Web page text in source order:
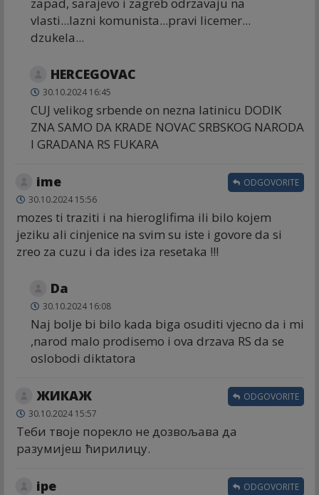
vlasti...lazni komunista...pravi licemer...
dzukela...
HERCEGOVAC
30.10.2024 16:45
CUJ velikog srbende on nezna latinicu DODIK
ZNA SAMO DA KRADE NOVAC SRBSKOG NARODA
I GRADANA RS FUKARA
ime
30.10.2024 15:56
mozes ti traziti i na hieroglifima ili bilo kojem
jeziku ali cinjenice na svim su iste i govore da si
zreo za cuzu i da ides iza resetaka !!!
ODGOVORITE
Da
30.10.2024 16:08
Naj bolje bi bilo kada biga osuditi vjecno da i mi
,narod malo prodisemo i ova drzava RS da se
oslobodi diktatora
ЖИКАЖ
30.10.2024 15:57
Теби твоје порекло не дозвољава да
разумијеш ћирилицу.
ODGOVORITE
ipe ODGOVORITE